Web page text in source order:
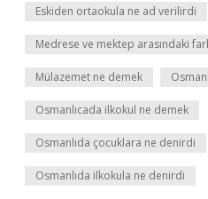
Eskiden ortaokula ne ad verilirdi
Medrese ve mektep arasındaki
Mülazemet ne demek
Osmanlıcada ilkokul ne demek
Osmanlıda çocuklara ne denirdi
Osmanlıda ilkokula ne denirdi